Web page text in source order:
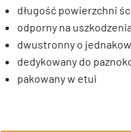
długość powierzchni
odporny na
dwustronny o
dedykowany do
pakowany w etui